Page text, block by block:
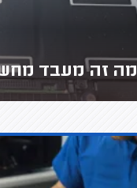
מה זה מעבד